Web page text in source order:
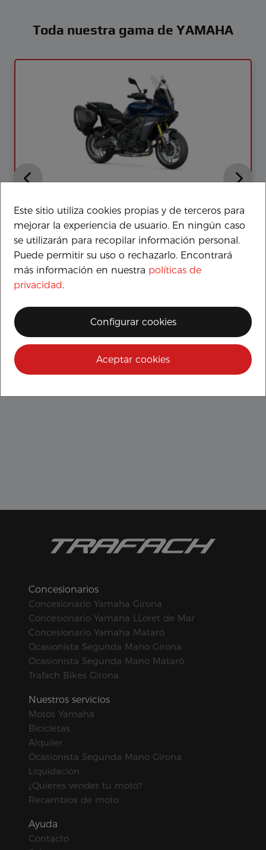
Toda nuestra gama de YAMAHA
REGALO DE 1000,00 EUROS EN ACCESORIOS O
BOUTIQUE YAMAHA
19.599€
343 €/mes
Concesionarios
Concesionario Yamaha Girona
Concesionario Yamaha LLoret de Mar
Concesionario Yamaha Mataró
Ocasionista Segunda Mano Girona
Ocasionista Segunda Mano Mataró
Trafach Bikes Girona
Nuestros servicios
Motos Yamaha
Bicicletas
Alquiler
Ocasionista Segunda Mano Girona
Liquidación
¿Quieres vender tu moto?
Recambios de moto
Ayuda
Contacto
Este sitio utiliza cookies propias y de terceros para
mejorar la experiencia de usuario. En ningún caso
se utilizarán para recopilar información personal.
Puede permitir su uso o rechazarlo. Encontrará
más información en nuestra políticas de
privacidad .
Configurar cookies
Aceptar cookies